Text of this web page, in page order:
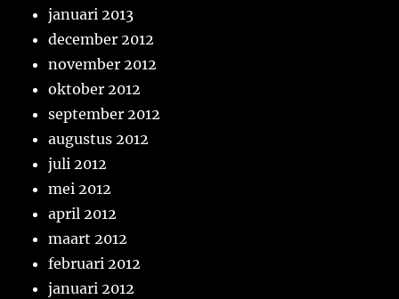
januari 2013
december 2012
november 2012
oktober 2012
september 2012
augustus 2012
juli 2012
mei 2012
april 2012
maart 2012
februari 2012
januari 2012